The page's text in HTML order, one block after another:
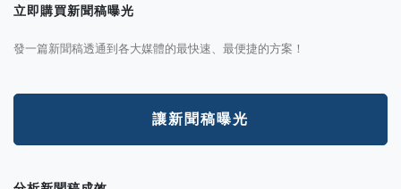
立即購買新聞稿曝光
發一篇新聞稿透通到各大媒體的最快速、最便捷的方案！
讓新聞稿曝光